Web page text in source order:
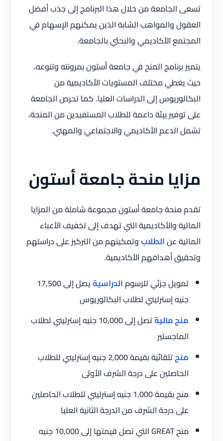
تسعى الجامعة من خلال هذا البرنامج إلى جذب أفضل
العقول والمواهب الشابة الذين يمكنهم الإسهام في
المجتمع الأكاديمي والبحثي بالجامعة.
يتميز برنامج المنح في جامعة أستون بمرونته وتنوعه،
حيث يغطي مختلف المستويات الأكاديمية من
البكالوريوس إلى الدراسات العليا. كما تحرص الجامعة
على توفير بيئة داعمة للطلاب المستفيدين من المنحة،
تشمل الدعم الأكاديمي والاجتماعي والمهني.
مزايا منحة جامعة أستون
تقدم منحة جامعة أستون مجموعة شاملة من المزايا
المالية والأكاديمية التي تهدف إلى تخفيف الأعباء
المالية عنالطلابوتمكينهم من التركيز على دراستهم
وتحقيق أهدافهم الأكاديمية.
تمويل جزئي للرسومالدراسية
يصل إلى 17,500
جنيه إسترليني لطلاب البكالوريوس
منح مالية
تصل إلى 10,000 جنيه إسترليني لطلاب
الماجستير
منح
تلقائية بقيمة 2,000 جنيه إسترليني للطلاب
الحاصلين على درجة الشرف الأولى
منح بقيمة 1,000 جنيه إسترليني للطلاب الحاصلين
على درجة الشرف من الدرجة الثانية العليا
منح GREAT التي تصل قيمتها إلى 10,000 جنيه